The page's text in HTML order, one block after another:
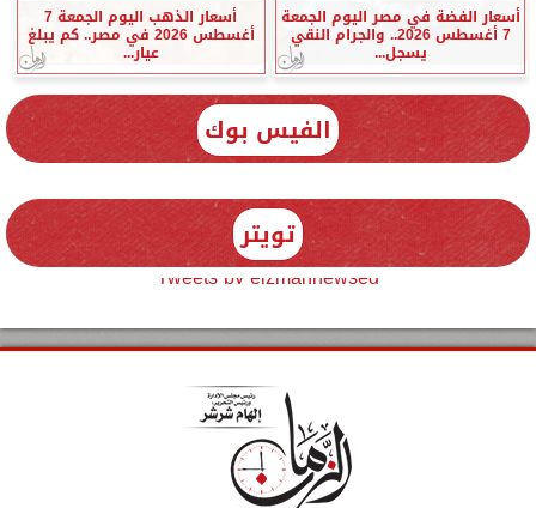
أسعار الفضة في مصر اليوم الجمعة
7 أغسطس 2026.. والجرام النقي
يسجل...
أسعار الذهب اليوم الجمعة 7
أغسطس 2026 في مصر.. كم يبلغ
عيار...
الفيس بوك
تويتر
Tweets by elzmannewseg